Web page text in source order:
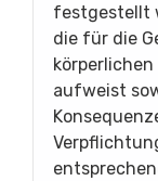
festgestellt
die für die
aufweist